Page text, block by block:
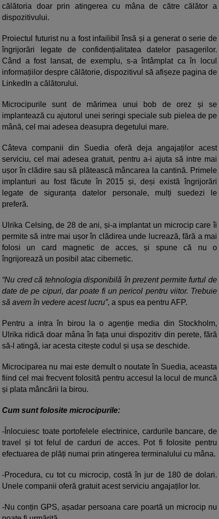
călătoria doar prin atingerea cu mâna de către călător a
dispozitivului.
Proiectul futurist nu a fost infailibil însă și a generat o serie de
îngrijorări legate de confidențialitatea datelor pasagerilor.
Când a fost lansat, de exemplu, s-a întâmplat ca în locul
informațiilor despre călătorie, dispozitivul să afișeze pagina de
LinkedIn a călătorului.
Microcipurile sunt de mărimea unui bob de orez și se
implantează cu ajutorul unei seringi speciale sub pielea de pe
mână, cel mai adesea deasupra degetului mare.
Câteva companii din Suedia oferă deja angajaților acest
serviciu, cel mai adesea gratuit, pentru a-i ajuta să intre mai
ușor în clădire sau să plătească mâncarea la cantină. Primele
implanturi au fost făcute în 2015 și, deși există îngrijorări
legate de siguranța datelor personale, mulți suedezi le
preferă.
Ulrika Celsing, de 28 de ani, și-a implantat un microcip care îi
permite să intre mai ușor în clădirea unde lucrează, fără a mai
folosi un card magnetic de acces, și spune că nu o
îngrijorează un posibil atac cibernetic.
“Nu cred că tehnologia disponibilă în prezent permite furtul de
date de pe cipuri, dar poate fi un pericol pentru viitor. Trebuie
să avem în vedere acest lucru”, a spus ea pentru AFP.
Pentru a intra în birou la o agenție media din Stockholm,
Ulrika ridică doar mâna în fața unui dispozitiv din perete, fără
să-l atingă, iar acesta citește codul și ușa se deschide.
Microciparea nu mai este demult o noutate în Suedia, aceasta
fiind cel mai frecvent folosită pentru accesul la locul de muncă
și plata mâncării la birou.
Cum sunt folosite microcipurile:
-Înlocuiesc toate portofelele electrinice, cardurile bancare, de
travel și tot felul de carduri de acces. Pot fi folosite pentru
efectuarea de plăți numai prin atingerea terminalului cu mâna.
-Procedura, cu tot cu microcip, costă în jur de 180 de dolari.
Unele companii oferă gratuit acest serviciu angajaților lor.
-Nu conțin GPS, așadar persoana care poartă un microcip nu